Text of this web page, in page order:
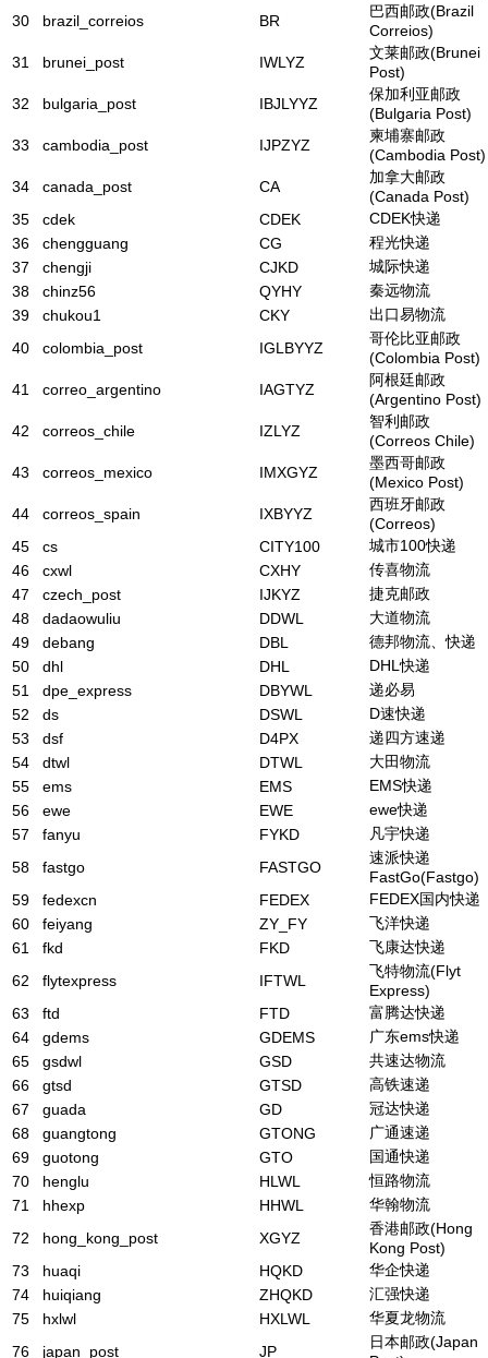
30
brazil_correios BR
巴西邮政(Brazil
Correios)
31
brunei_post IWLYZ
文莱邮政(Brunei
Post)
32
bulgaria_post IBJLYYZ
保加利亚邮政
(Bulgaria Post)
33
cambodia_post IJPZYZ
柬埔寨邮政
(Cambodia Post)
34
canada_post CA
加拿大邮政
(Canada Post)
35
cdek CDEK
CDEK快递
36
chengguang CG
程光快递
37
chengji CJKD
城际快递
38
chinz56 QYHY
秦远物流
39
chukou1 CKY
出口易物流
40
colombia_post IGLBYYZ
哥伦比亚邮政
(Colombia Post)
41
correo_argentino IAGTYZ
阿根廷邮政
(Argentino Post)
42
correos_chile IZLYZ
智利邮政
(Correos Chile)
43
correos_mexico IMXGYZ
墨西哥邮政
(Mexico Post)
44
correos_spain IXBYYZ
西班牙邮政
(Correos)
45
cs CITY100
城市100快递
46
cxwl CXHY
传喜物流
47
czech_post IJKYZ
捷克邮政
48
dadaowuliu DDWL
大道物流
49
debang DBL
德邦物流、快递
50
dhl DHL
DHL快递
51
dpe_express DBYWL
递必易
52
ds DSWL
D速快递
53
dsf D4PX
递四方速递
54
dtwl DTWL
大田物流
55
ems EMS
EMS快递
56
ewe EWE
ewe快递
57
fanyu FYKD
凡宇快递
58
fastgo FASTGO
速派快递
FastGo(Fastgo)
59
fedexcn FEDEX
FEDEX国内快递
60
feiyang ZY_FY
飞洋快递
61
fkd FKD
飞康达快递
62
flytexpress IFTWL
飞特物流(Flyt
Express)
63
ftd FTD
富腾达快递
64
gdems GDEMS
广东ems快递
65
gsdwl GSD
共速达物流
66
gtsd GTSD
高铁速递
67
guada GD
冠达快递
68
guangtong GTONG
广通速递
69
guotong GTO
国通快递
70
henglu HLWL
恒路物流
71
hhexp HHWL
华翰物流
72
hong_kong_post XGYZ
香港邮政(Hong
Kong Post)
73
huaqi HQKD
华企快递
74
huiqiang ZHQKD
汇强快递
75
hxlwl HXLWL
华夏龙物流
76
japan_post JP
日本邮政(Japan